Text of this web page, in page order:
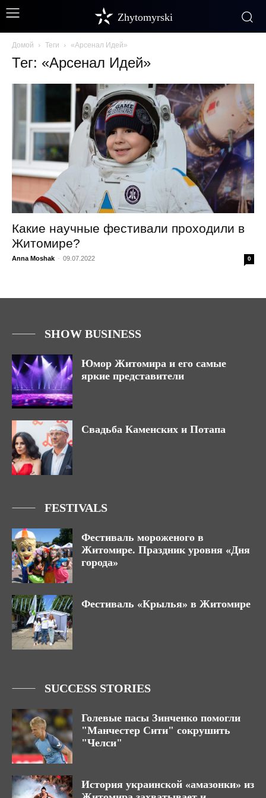
Zhytomyrski
Домой Теги «Арсенал Идей»
Тег: «Арсенал Идей»
Какие научные фестивали проходили в
Житомире?
Anna Moshak - 09.07.2022 0
SHOW BUSINESS
Юмор Житомира и его самые
яркие представители
Свадьба Каменских и Потапа
FESTIVALS
Фестиваль мороженого в
Житомире. Праздник уровня «Дня
города»
Фестиваль «Крылья» в Житомире
SUCCESS STORIES
Голевые пасы Зинченко помогли
"Манчестер Сити" сокрушить
"Челси"
История украинской «амазонки» из